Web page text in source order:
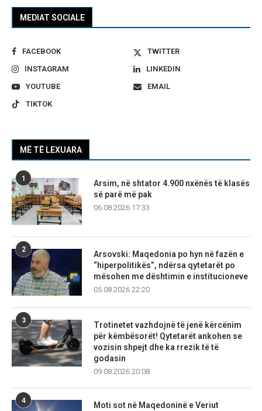
MEDIAT SOCIALE
FACEBOOK
TWITTER
INSTAGRAM
LINKEDIN
YOUTUBE
EMAIL
TIKTOK
MË TË LEXUARA
1
Arsim, në shtator 4.900 nxënës të klasës
së parë më pak
06.08.2026 17:33
2
Arsovski: Maqedonia po hyn në fazën e
“hiperpolitikës”, ndërsa qytetarët po
mësohen me dështimin e institucioneve
05.08.2026 22:20
3
Trotinetet vazhdojnë të jenë kërcënim
për këmbësorët! Qytetarët ankohen se
vozisin shpejt dhe ka rrezik të të
godasin
09.08.2026 20:08
4
Moti sot në Maqedoninë e Veriut